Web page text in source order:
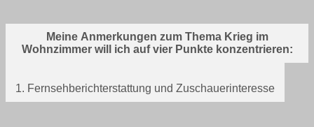
Meine Anmerkungen zum Thema Krieg im
Wohnzimmer will ich auf vier Punkte konzentrieren:
1. Fernsehberichterstattung und Zuschauerinteresse